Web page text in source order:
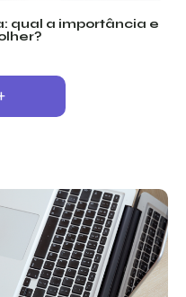
qual a importância e